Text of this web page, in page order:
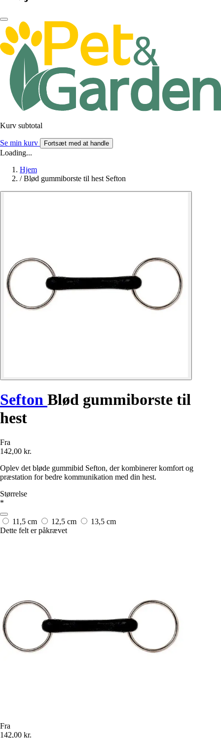
Kurv subtotal
Se min kurv Fortsæt med at handle
Loading...
Hjem
/ Blød gummiborste til hest Sefton
Sefton Blød gummiborste til
hest
Fra
142,00 kr.
Oplev det bløde gummibid Sefton, der kombinerer komfort og
præstation for bedre kommunikation med din hest.
Størrelse
*
11,5 cm 12,5 cm
13,5 cm
Dette felt er påkrævet
Fra
142,00 kr.